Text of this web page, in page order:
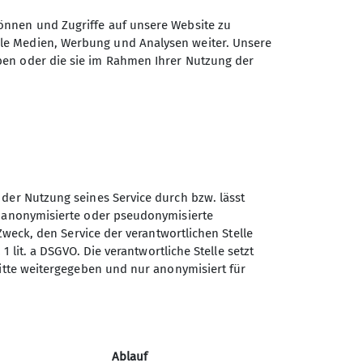
Sektion Selb des Deutschen
Alpenvereins e.V.
Carl-Netzsch-Str. 24
95100 Selb
und Zugriffe auf unsere Website zu
Medien, Werbung und Analysen weiter. Unsere
oder die sie im Rahmen Ihrer Nutzung der
Nutzung seines Service durch bzw. lässt
oder pseudonymisierte
den Service der verantwortlichen Stelle
a DSGVO. Die verantwortliche Stelle setzt
weitergegeben und nur anonymisiert für
Ablauf